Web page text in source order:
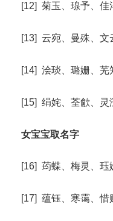
[12] 菊玉、瑔予、佳
[13] 云宛、曼殊、文
[14] 浍琰、璐姗、芜
[15] 绢姹、荃歈、灵
女宝宝取名字
[16] 荺蝶、梅灵、珏
[17] 蕴钰、寒霭、惜